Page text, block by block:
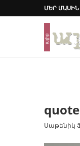
ՄԵՐ ՄԱՍԻՆ
Սաթենիկ